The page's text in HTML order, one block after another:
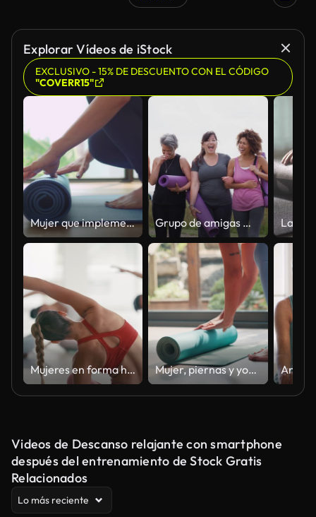
Explorar Vídeos de iStock
EXCLUSIVO - 15% DE DESCUENTO CON EL CÓDIGO
"COVERR15"
Mujer que implementa estera de yoga y se prepara para meditar el entrenamiento en yoga Grupo de amigas maduras en el retiro de yoga al aire libre caminando a lo largo del camino a través del camping
Mujeres en forma haciendo ejercicios de calentamiento en una clase de fitness en un centro. Entrenador de entrenamiento guiando una clase con movimiento y movimiento. Mujeres atléticas juveniles haciendo yoga y pilates, enfocadas en la salud y el cardio Mujer, piernas y yoga con colchoneta en el suelo para pialtes, ejercicio o entrenamiento indoor en casa. Persona femenina, manos o colchoneta de entrenamiento rodante yogui para comenzar, calentar o prepararse para estirar en el club de salud
Videos de Descanso relajante con smartphone
después del entrenamiento de Stock Gratis
Relacionados
Lo más reciente